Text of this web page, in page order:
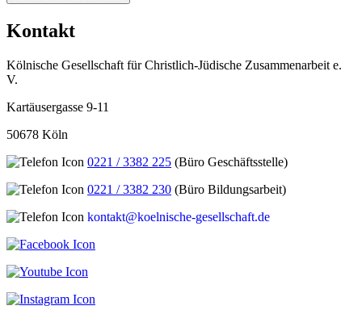
Kontakt
Kölnische Gesellschaft für Christlich-Jüdische Zusammenarbeit e.
V.
Kartäusergasse 9-11
50678 Köln
0221 / 3382 225 (Büro Geschäftsstelle)
0221 / 3382 230 (Büro Bildungsarbeit)
kontakt@koelnische-gesellschaft.de